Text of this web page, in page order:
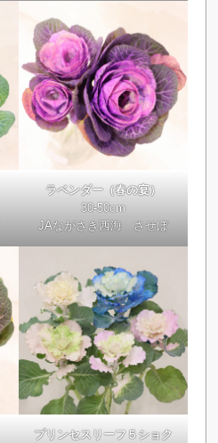
ラベンダー（春の宴）
30-50cm
JAながさき西海 させぼ
プリンセスリーフ５ショク